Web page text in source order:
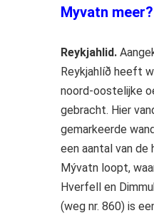
Myvatn meer?
Reykjahlid.
Reykjahlíð heeft
noord-oostelijke
gebracht. Hier
gemarkeerde
een aantal van de
Mývatn loopt,
Hverfell en
(weg nr. 860) is